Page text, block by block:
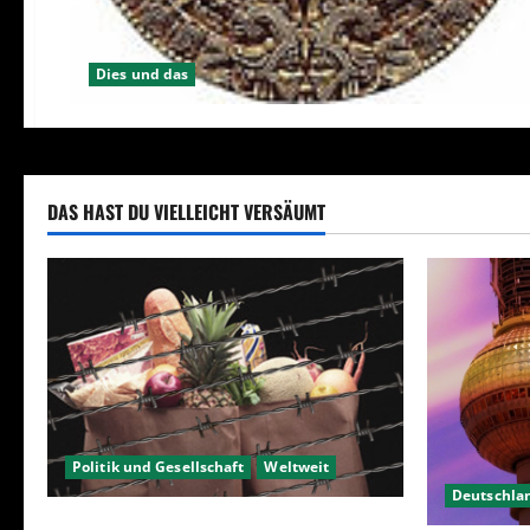
Dies und das
DAS HAST DU VIELLEICHT VERSÄUMT
Politik und Gesellschaft Weltweit